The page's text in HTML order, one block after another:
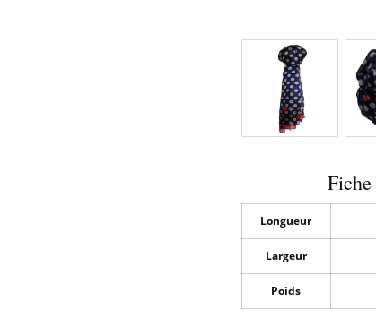
Longueur
Largeur
Poids